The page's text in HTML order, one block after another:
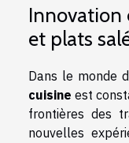
Innovation
et plats
Dans le monde
cuisine est
frontières des
nouvelles